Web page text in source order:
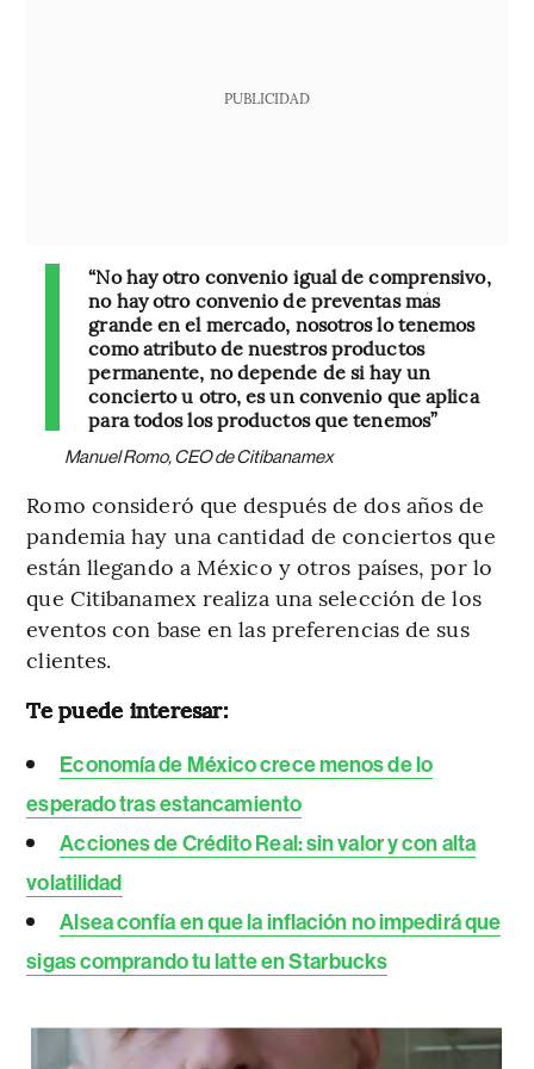
PUBLICIDAD
“No hay otro convenio igual de comprensivo,
no hay otro convenio de preventas más
grande en el mercado, nosotros lo tenemos
como atributo de nuestros productos
permanente, no depende de si hay un
concierto u otro, es un convenio que aplica
para todos los productos que tenemos”
Manuel Romo, CEO de Citibanamex
Romo consideró que después de dos años de
pandemia hay una cantidad de conciertos que
están llegando a México y otros países, por lo
que Citibanamex realiza una selección de los
eventos con base en las preferencias de sus
clientes.
Te puede interesar:
Economía de México crece menos de lo
esperado tras estancamiento
Acciones de Crédito Real: sin valor y con alta
volatilidad
Alsea confía en que la inflación no impedirá que
sigas comprando tu latte en Starbucks